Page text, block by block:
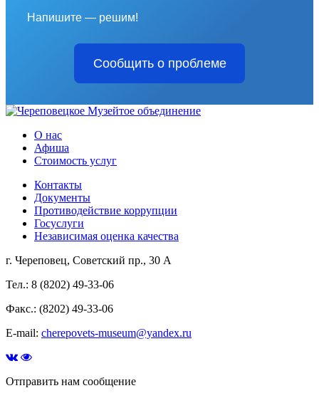
Напишите — решим!
Сообщить о проблеме
О нас
Афиша
Стоимость услуг
Контакты
Документы
Противодействие коррупции
Госуслуги
Независимая оценка качества
г. Череповец, Советский пр., 30 А
Тел.: 8 (8202) 49-33-06
Факс.: (8202) 49-33-06
E-mail: cherepovets-museum@yandex.ru
Отправить нам сообщение